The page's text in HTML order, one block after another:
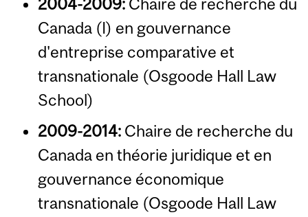
2004-2009:Chaire de recherche du
Canada (I) en gouvernance
d'entreprise comparative et
transnationale (Osgoode Hall Law
School)
2009-2014: Chaire de recherche du
Canada en théorie juridique et en
gouvernance économique
transnationale (Osgoode Hall Law